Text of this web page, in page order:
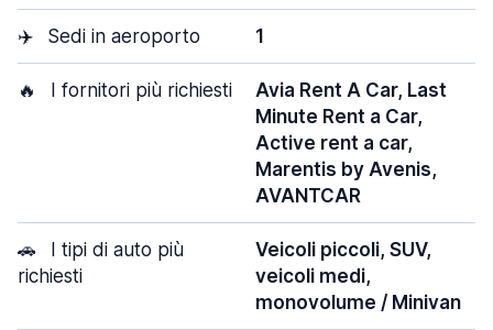
✈️ Sedi in aeroporto 1
🔥 I fornitori più richiesti
Avia Rent A Car, Last
Minute Rent a Car,
Active rent a car,
Marentis by Avenis,
AVANTCAR
🚗
I tipi di auto più
richiesti
Veicoli piccoli, SUV,
veicoli medi,
monovolume / Minivan